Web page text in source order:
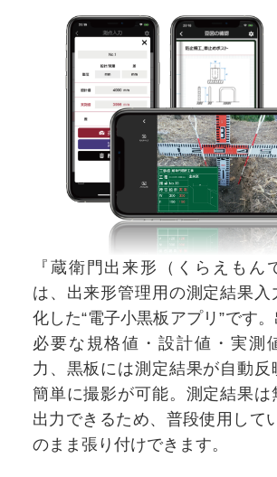
『蔵衛門出来形（くらえもん
は、出来形管理用の測定結果入
化した“電子小黒板アプリ”です
必要な規格値・設計値・実測
力、黒板には測定結果が自動反
簡単に撮影が可能。測定結果は
出力できるため、普段使用して
のまま張り付けできます。